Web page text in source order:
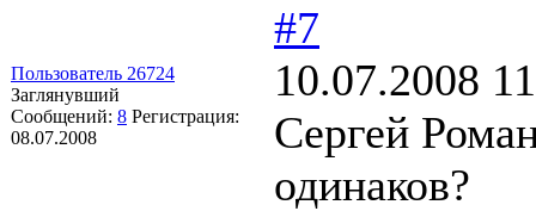
Пользователь 26724
Заглянувший
Сообщений: 8 Регистрация:
08.07.2008
#7
10.07.2008
Сергей
одинаков?